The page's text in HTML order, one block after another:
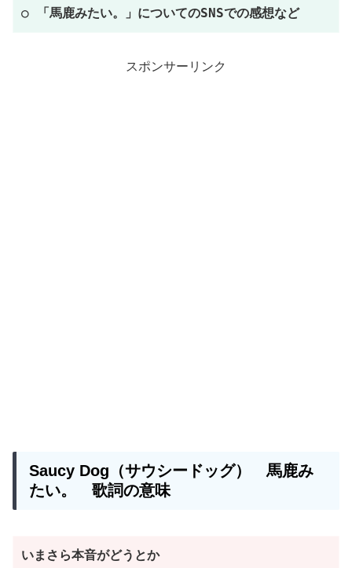
○ 「馬鹿みたい。」についてのSNSでの感想など
スポンサーリンク
Saucy Dog（サウシードッグ） 馬鹿み
たい。 歌詞の意味
いまさら本音がどうとか